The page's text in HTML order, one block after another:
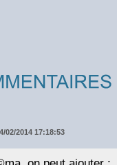
02/2014 17:18:53